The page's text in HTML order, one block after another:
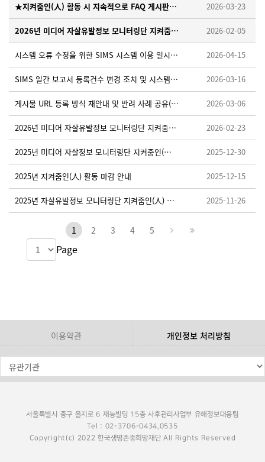
★지켜줌인(人) 활동 시 지속적으로 FAQ 게시판을 확인해 주세요! 2026-03-23
2026년 미디어 자살유발정보 모니터링단 지켜줌인(人) 모집 안내 2026-02-05
시스템 오류 수정을 위한 SIMS 시스템 이용 일시중단 안내 ※ 26. 4. 15. (수) 18:00~18:10 2026-04-15
SIMS 일간 보고서 등록건수 변경 조치 및 시스템 적용을 위한 임시 중단 안내 ※26.3.19.(목) 오후 18:00~18:30 2026-03-16
게시물 URL 등록 방식 재안내 및 반려 사례 공유(필독) 2026-03-06
2026년 미디어 자살유발정보 모니터링단 지켜줌인(人) 활동가이드 업로드 안내 2026-02-23
2025년 미디어 자살정보 모니터링단 지켜줌인(人) 우수활동자 선정 안내 2025-12-30
2025년 지켜줌인(人) 활동 마감 안내 2025-12-15
2025년 자살유발정보 모니터링단 지켜줌인(人) 추가 모집 안내 2025-11-26
1 2 3 4 5
Page
이용약관 개인정보 처리방침
서울특별시 중구 을지로 6 재능빌딩 15층 사후관리사업부 유해정보대응팀
Tel : 02-3706-0434,0535
Copyright(c) 2022 한국생명존중희망재단 All Rights Reserved